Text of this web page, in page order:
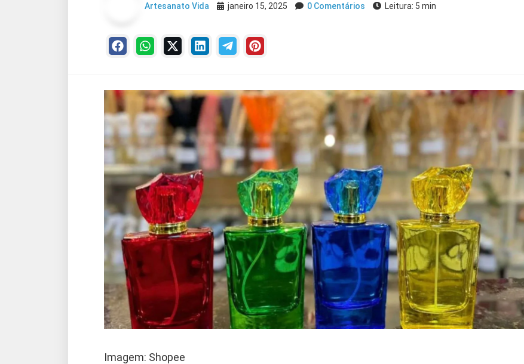
Artesanato Vida janeiro 15, 2025 0 Comentários Leitura: 5 min
Imagem: Shopee